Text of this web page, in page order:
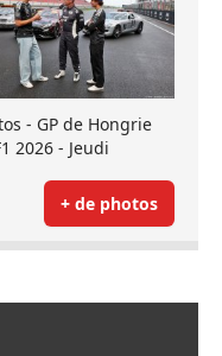
- GP de Hongrie
2026 - Jeudi
+ de photos